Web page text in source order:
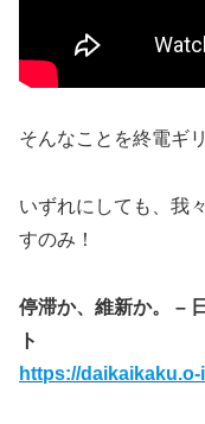
そんなことを終電ギ
いずれにしても、我
すのみ！
停滞か、維新か。 –
ト
https://